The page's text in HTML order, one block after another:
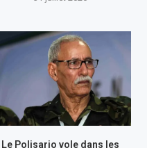
Le Polisario vole dans les